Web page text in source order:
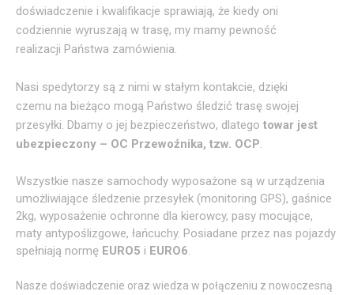
doświadczenie i kwalifikacje sprawiają, że kiedy oni
codziennie wyruszają w trasę, my mamy pewność
realizacji Państwa zamówienia.
Nasi spedytorzy są z nimi w stałym kontakcie, dzięki
czemu na bieżąco mogą Państwo śledzić trasę swojej
przesyłki. Dbamy o jej bezpieczeństwo, dlatego towar jest
ubezpieczony – OC Przewoźnika, tzw. OCP
Wszystkie nasze samochody wyposażone są w urządzenia
umożliwiające śledzenie przesyłek (monitoring GPS), gaśnice
2kg, wyposażenie ochronne dla kierowcy, pasy mocujące,
maty antypoślizgowe, łańcuchy. Posiadane przez nas pojazdy
spełniają normę EURO5 i EURO6
Nasze doświadczenie oraz wiedza w połączeniu z nowoczesną